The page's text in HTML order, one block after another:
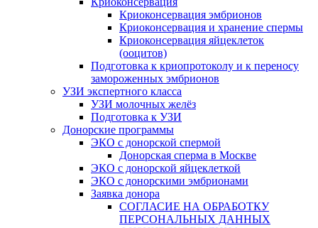
Криоконсервация эмбрионов
Криоконсервация и хранение спермы
Криоконсервация яйцеклеток
(ооцитов)
Подготовка к криопротоколу и к переносу
замороженных эмбрионов
УЗИ экспертного класса
УЗИ молочных желёз
Подготовка к УЗИ
Донорские программы
ЭКО с донорской спермой
Донорская сперма в Москве
ЭКО с донорской яйцеклеткой
ЭКО с донорскими эмбрионами
Заявка донора
СОГЛАСИЕ НА ОБРАБОТКУ
ПЕРСОНАЛЬНЫХ ДАННЫХ